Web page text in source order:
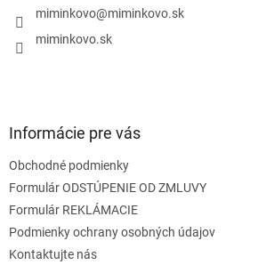
miminkovo@miminkovo.sk
miminkovo.sk
Informácie pre vás
Obchodné podmienky
Formulár ODSTÚPENIE OD ZMLUVY
Formulár REKLÁMACIE
Podmienky ochrany osobných údajov
Kontaktujte nás